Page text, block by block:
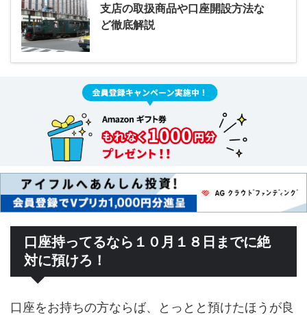
支店の取扱商品や口座開設方法な
ど徹底解説
口座持ってるなら１０月１８日までに絶
対に預けろ！
口座をお持ちの方ならば、とっとと預けたほうが良